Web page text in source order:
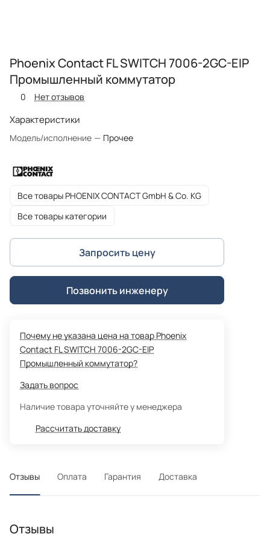
Phoenix Contact FL SWITCH 7006-2GC-EIP
Промышленный коммутатор
0 Нет отзывов
Характеристики
Модель/исполнение — Прочее
Все товары PHOENIX CONTACT GmbH & Co. KG
Все товары категории
Запросить цену
Позвонить инженеру
Почему не указана цена на товар Phoenix
Contact FL SWITCH 7006-2GC-EIP
Промышленный коммутатор?
Задать вопрос
Наличие товара уточняйте у менеджера
Рассчитать доставку
Отзывы Оплата Гарантия Доставка
Отзывы